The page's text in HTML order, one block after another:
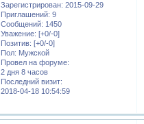
Зарегистрирован: 2015-09-29
Приглашений: 9
Сообщений: 1450
Уважение: [+0/-0]
Позитив: [+0/-0]
Пол: Мужской
Провел на форуме:
2 дня 8 часов
Последний визит:
2018-04-18 10:54:59